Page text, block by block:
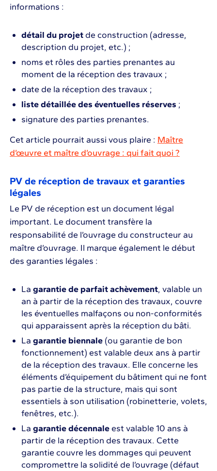
informations :
détail du projet de construction (adresse,
description du projet, etc.) ;
noms et rôles des parties prenantes au
moment de la réception des travaux ;
date de la réception des travaux ;
liste détaillée des éventuelles réserves ;
signature des parties prenantes.
Cet article pourrait aussi vous plaire : Maître
d’œuvre et maître d’ouvrage : qui fait quoi ?
PV de réception de travaux et garanties
légales
Le PV de réception est un document légal
important. Le document transfère la
responsabilité de l’ouvrage du constructeur au
maître d’ouvrage. Il marque également le début
des garanties légales :
La garantie de parfait achèvement, valable un
an à partir de la réception des travaux, couvre
les éventuelles malfaçons ou non-conformités
qui apparaissent après la réception du bâti.
La garantie biennale (ou garantie de bon
fonctionnement) est valable deux ans à partir
de la réception des travaux. Elle concerne les
éléments d’équipement du bâtiment qui ne font
pas partie de la structure, mais qui sont
essentiels à son utilisation (robinetterie, volets,
fenêtres, etc.).
La garantie décennale est valable 10 ans à
partir de la réception des travaux. Cette
garantie couvre les dommages qui peuvent
compromettre la solidité de l’ouvrage (défaut